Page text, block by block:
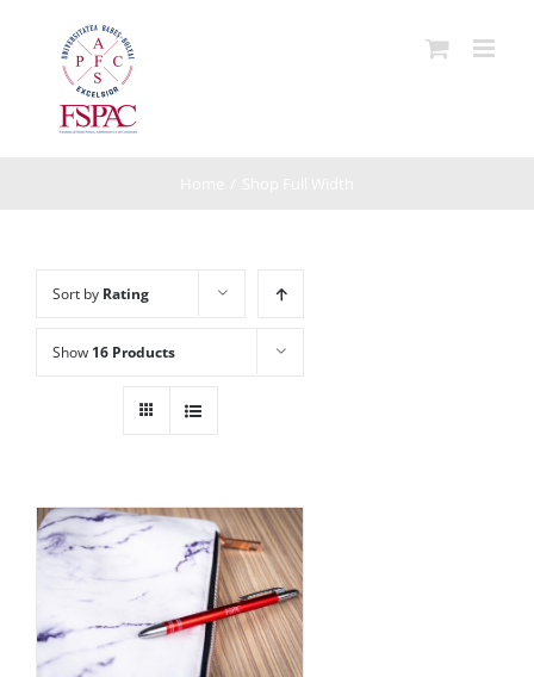
Sort by Rating
Show 16 Products